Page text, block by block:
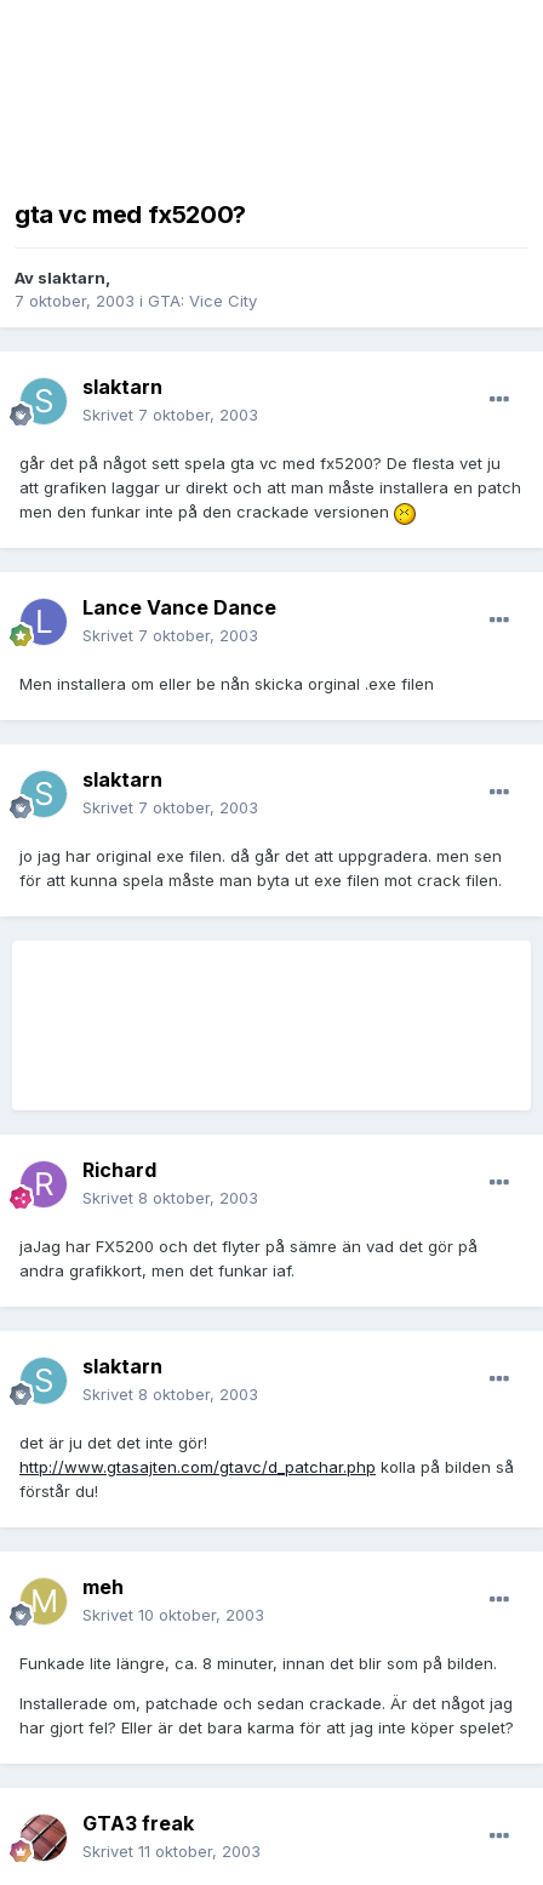
gta vc med fx5200?
Av slaktarn,
7 oktober, 2003 i GTA: Vice City
slaktarn
Skrivet 7 oktober, 2003
går det på något sett spela gta vc med fx5200? De flesta vet ju
att grafiken laggar ur direkt och att man måste installera en patch
men den funkar inte på den crackade versionen
Lance Vance Dance
Skrivet 7 oktober, 2003
Men installera om eller be nån skicka orginal .exe filen
slaktarn
Skrivet 7 oktober, 2003
jo jag har original exe filen. då går det att uppgradera. men sen
för att kunna spela måste man byta ut exe filen mot crack filen.
Richard
Skrivet 8 oktober, 2003
jaJag har FX5200 och det flyter på sämre än vad det gör på
andra grafikkort, men det funkar iaf.
slaktarn
Skrivet 8 oktober, 2003
det är ju det det inte gör!
http://www.gtasajten.com/gtavc/d_patchar.php kolla på bilden så
förstår du!
meh
Skrivet 10 oktober, 2003
Funkade lite längre, ca. 8 minuter, innan det blir som på bilden.
Installerade om, patchade och sedan crackade. Är det något jag
har gjort fel? Eller är det bara karma för att jag inte köper spelet?
GTA3 freak
Skrivet 11 oktober, 2003